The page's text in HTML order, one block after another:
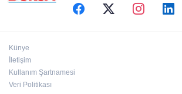
Künye
İletişim
Kullanım Şartnamesi
Veri Politikası